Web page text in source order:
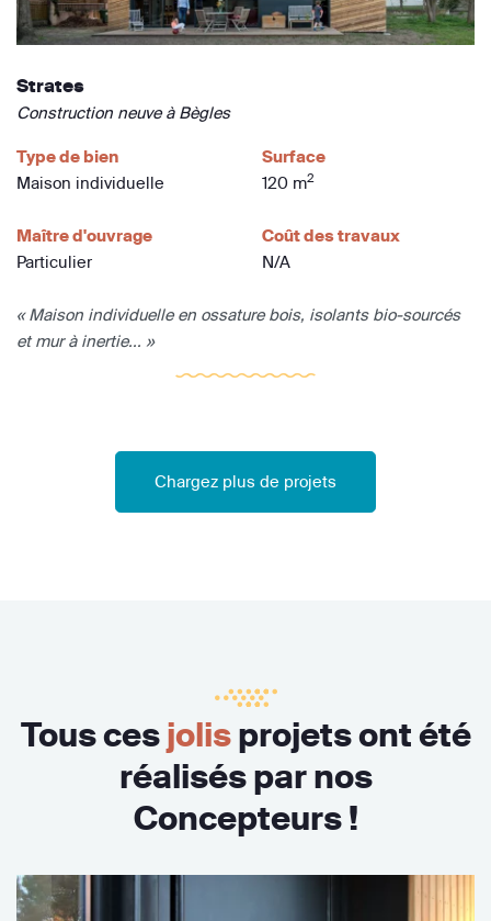
Strates
Construction neuve à Bègles
Type de bien
Maison individuelle
Surface
120 m2
Maître d'ouvrage
Particulier
Coût des travaux
N/A
« Maison individuelle en ossature bois, isolants bio-sourcés
et mur à inertie... »
Chargez plus de projets
Tous cesjolisprojets ont été
réalisés par nos
Concepteurs !